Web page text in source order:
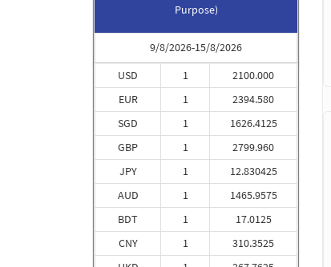
Purpose)
9/8/2026-15/8/2026
USD
EUR
SGD
GBP
JPY
AUD
BDT
CNY
1
1
1
1
1
1
1
1
2100.000
2394.580
1626.4125
2799.960
12.830425
1465.9575
17.0125
310.3525